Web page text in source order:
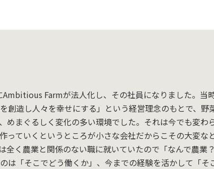
Farmが法人化し、その社員になりました。当
創造し人々を幸せにする」という経営理念のもとで、野
まぐるしく変化の多い環境でした。それは今でも変わ
ていくというところが小さな会社だからこその大変な
く農業と関係のない職に就いていたので「なんで農業
は「そこでどう働くか」、今までの経験を活かして「そ